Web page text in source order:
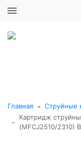
Главная - Струйные
-
Картридж
(MFCJ2510/2310)